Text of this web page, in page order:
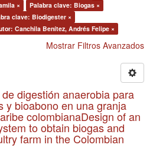
×
Palabra clave: Biogas ×
clave: Biodigester ×
Canchila Benítez, Andrés Felipe ×
Mostrar Filtros Avanzados
digestión anaerobia para
y bioabono en una granja
colombianaDesign of an
to obtain biogas and
farm in the Colombian